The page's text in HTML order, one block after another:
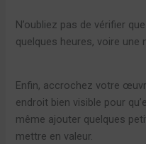
N’oubliez pas de vérifier
quelques heures, voire une
Enfin, accrochez votre
endroit bien visible pour
même ajouter quelques
mettre en valeur.